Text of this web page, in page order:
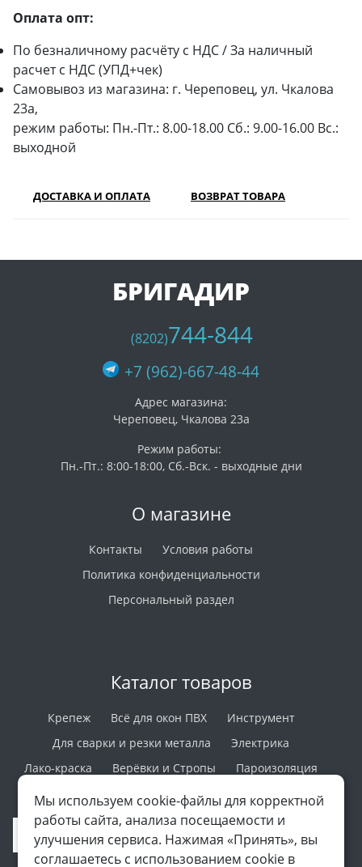
Оплата опт:
По безналичному расчёту с НДС / За наличный
расчет с НДС (УПД+чек)
Самовывоз из магазина: г. Череповец, ул. Чкалова
23а,
режим работы: Пн.-Пт.: 8.00-18.00 Сб.: 9.00-16.00 Вс.:
выходной
ДОСТАВКА И ОПЛАТА ВОЗВРАТ ТОВАРА
О магазине
Контакты
Условия работы
Политика конфиденциальности
Персональный раздел
Каталог товаров
Крепеж Всё для окон ПВХ
Инструмент
Для сварки и резки металла
Электрика
Лако-краска
Верёвки и Стропы
Пароизоляция
Вентиляция
БРИГАДИР
(8202)744-844
+7 (962)-667-48-44
Адрес магазина:
Череповец, Чкалова 23а
Режим работы:
Пн.-Пт.: 8:00-18:00, Сб.-Вск. - выходные дни
Мы используем cookie-файлы для корректной
работы сайта, анализа посещаемости и
улучшения сервиса. Нажимая «Принять», вы
соглашаетесь с использованием cookie в